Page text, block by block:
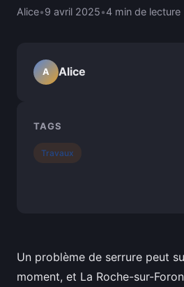
Alice•9 avril 2025•4 min de lecture
Un problème de serrure peut
moment, et La Roche-sur-
A Alice
TAGS
Travaux